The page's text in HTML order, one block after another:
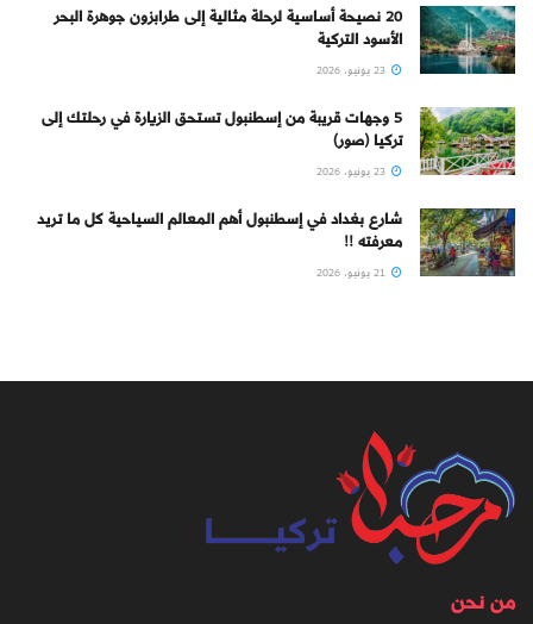
20 نصيحة أساسية لرحلة مثالية إلى طرابزون جوهرة البحر
الأسود التركية
5 وجهات قريبة من إسطنبول تستحق الزيارة في رحلتك إلى
تركيا (صور)
شارع بغداد في إسطنبول أهم المعالم السياحية كل ما تريد
معرفته !!
من نحن